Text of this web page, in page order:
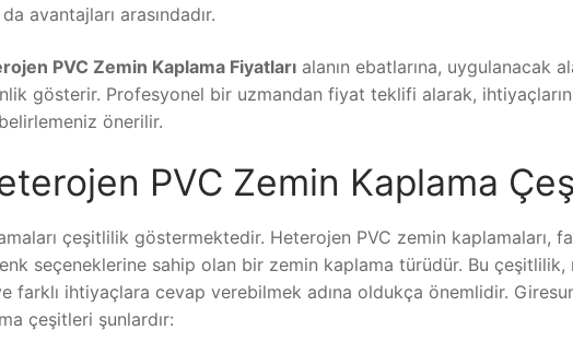
avantajları arasındadır.
PVC Zemin Kaplama Fiyatları alanın ebatlarına, uygulanacak
gösterir. Profesyonel bir uzmandan fiyat teklifi alarak,
önerilir.
PVC Zemin Kaplama
çeşitlilik göstermektedir. Heterojen PVC zemin kaplamaları,
seçeneklerine sahip olan bir zemin kaplama türüdür. Bu çeşitlilik,
farklı ihtiyaçlara cevap verebilmek adına oldukça önemlidir.
çeşitleri şunlardır: